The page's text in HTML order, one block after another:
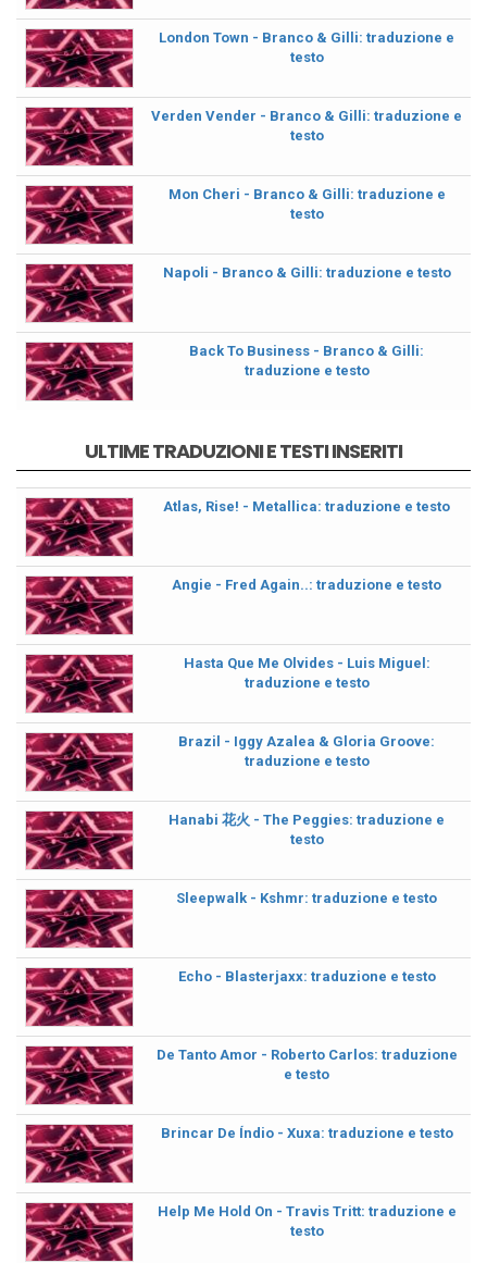
London Town - Branco & Gilli: traduzione e
testo
Verden Vender - Branco & Gilli: traduzione e
testo
Mon Cheri - Branco & Gilli: traduzione e
testo
Napoli - Branco & Gilli: traduzione e testo
Back To Business - Branco & Gilli:
traduzione e testo
ULTIME TRADUZIONI E TESTI INSERITI
Atlas, Rise! - Metallica: traduzione e testo
Angie - Fred Again..: traduzione e testo
Hasta Que Me Olvides - Luis Miguel:
traduzione e testo
Brazil - Iggy Azalea & Gloria Groove:
traduzione e testo
Hanabi 花火 - The Peggies: traduzione e
testo
Sleepwalk - Kshmr: traduzione e testo
Echo - Blasterjaxx: traduzione e testo
De Tanto Amor - Roberto Carlos: traduzione
e testo
Brincar De Índio - Xuxa: traduzione e testo
Help Me Hold On - Travis Tritt: traduzione e
testo